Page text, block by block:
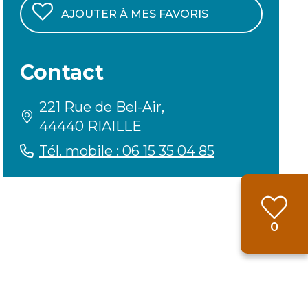
0
AJOUTER À MES FAVORIS
Contact
221 Rue de Bel-Air,
44440 RIAILLE
Tél. mobile : 06 15 35 04 85